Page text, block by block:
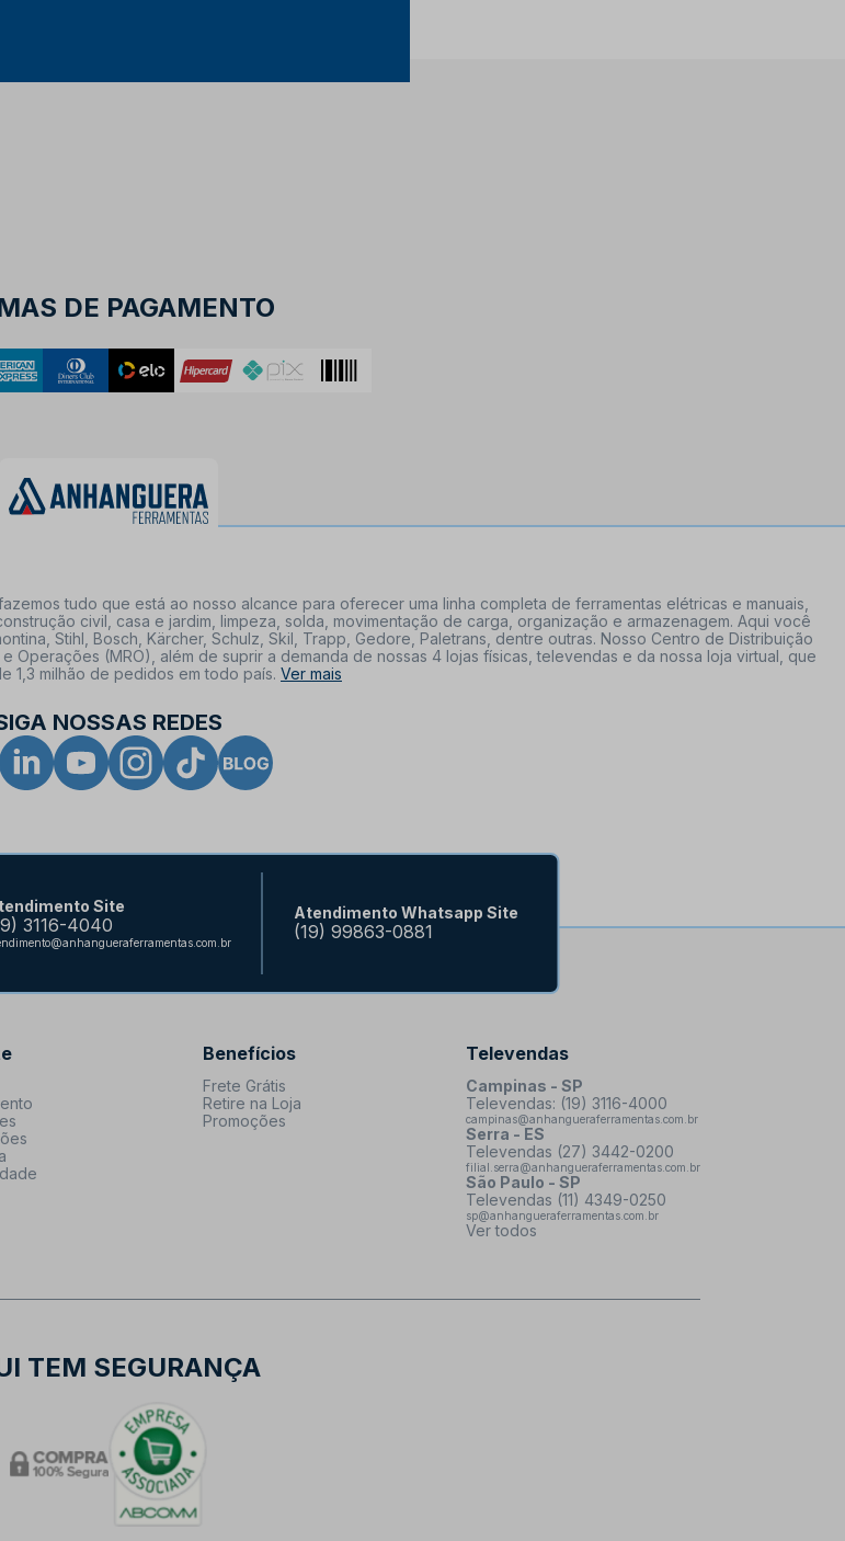
DE PAGAMENTO
tudo que está ao nosso alcance para oferecer uma linha completa de ferramentas elétricas e manuais,
civil, casa e jardim, limpeza, solda, movimentação de carga, organização e armazenagem. Aqui você
Stihl, Bosch, Kärcher, Schulz, Skil, Trapp, Gedore, Paletrans, dentre outras. Nosso Centro de Distribuição
(MRO), além de suprir a demanda de nossas 4 lojas físicas, televendas e da nossa loja virtual, que
1,3 milhão de pedidos em todo país. Ver mais
NOSSAS REDES
Site
3116-4040
Atendimento Whatsapp Site
(19) 99863-0881
Benefícios
Frete Grátis
Retire na Loja
Promoções
Televendas
Campinas - SP
Televendas: (19) 3116-4000
campinas@anhangueraferramentas.com.br
Serra - ES
Televendas (27) 3442-0200
filial.serra@anhangueraferramentas.com.br
São Paulo - SP
Televendas (11) 4349-0250
sp@anhangueraferramentas.com.br
Ver todos
TEM SEGURANÇA